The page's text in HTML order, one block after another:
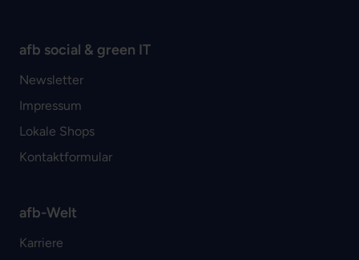
afb social & green IT
Newsletter
Impressum
Lokale Shops
Kontaktformular
afb-Welt
Karriere